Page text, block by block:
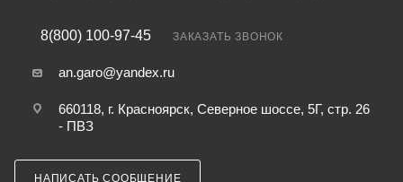
8(800) 100-97-45 ЗАКАЗАТЬ ЗВОНОК
an.garo@yandex.ru
660118, г. Красноярск, Северное шоссе, 5Г, стр. 26
- ПВЗ
НАПИСАТЬ СООБЩЕНИЕ